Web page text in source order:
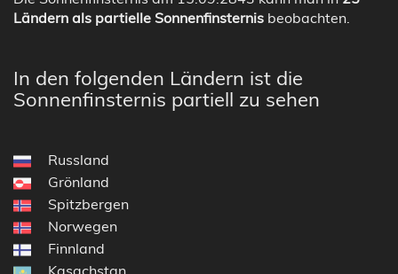
Ländern als partielle Sonnenfinsternis beobachten.
In den folgenden Ländern ist die
Sonnenfinsternis partiell zu sehen
Russland
Grönland
Spitzbergen
Norwegen
Finnland
Kasachstan